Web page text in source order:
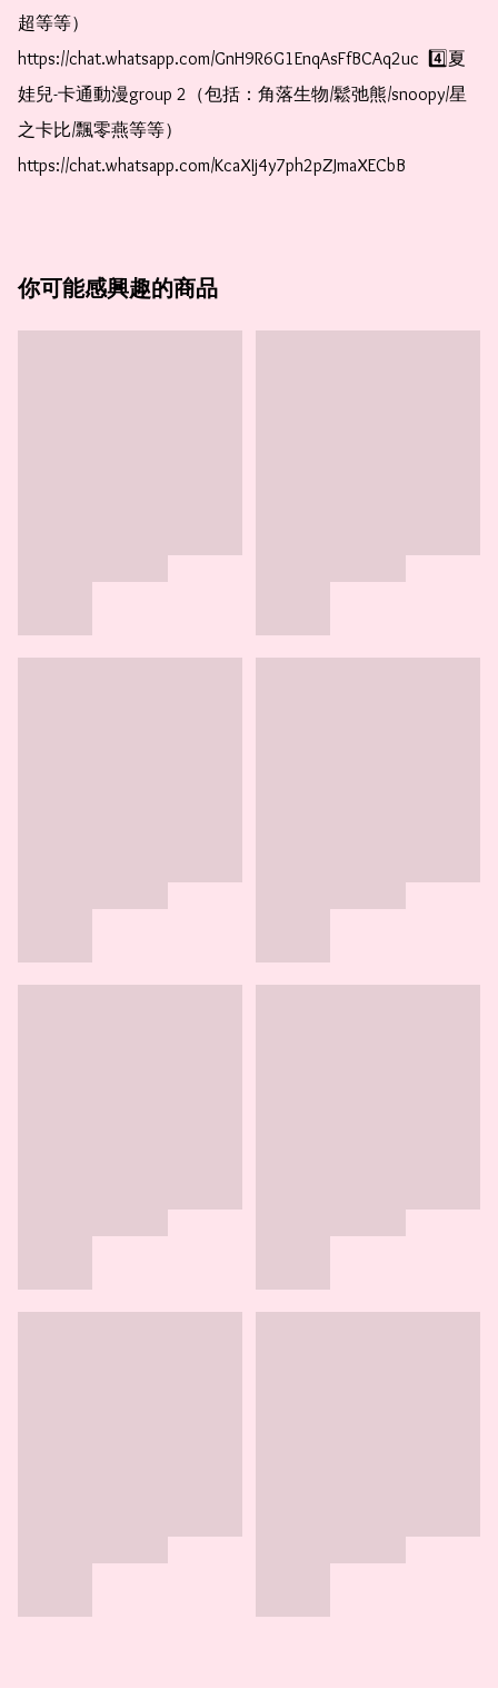
超等等）
https://chat.whatsapp.com/GnH9R6G1EnqAsFfBCAq2uc  4️⃣夏
娃兒-卡通動漫group 2（包括：角落生物/鬆弛熊/snoopy/星
之卡比/飄零燕等等）
https://chat.whatsapp.com/KcaXIj4y7ph2pZJmaXECbB
你可能感興趣的商品